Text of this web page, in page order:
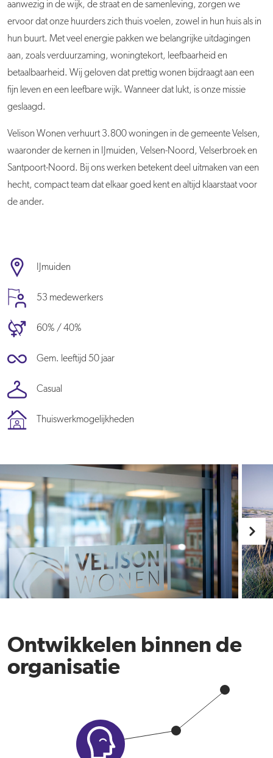
aanwezig in de wijk, de straat en de samenleving, zorgen we
ervoor dat onze huurders zich thuis voelen, zowel in hun huis als in
hun buurt. Met veel energie pakken we belangrijke uitdagingen
aan, zoals verduurzaming, woningtekort, leefbaarheid en
betaalbaarheid. Wij geloven dat prettig wonen bijdraagt aan een
fijn leven en een leefbare wijk. Wanneer dat lukt, is onze missie
geslaagd.
Velison Wonen verhuurt 3.800 woningen in de gemeente Velsen,
waaronder de kernen in IJmuiden, Velsen-Noord, Velserbroek en
Santpoort-Noord. Bij ons werken betekent deel uitmaken van een
hecht, compact team dat elkaar goed kent en altijd klaarstaat voor
de ander.
IJmuiden
53 medewerkers
60% / 40%
Gem. leeftijd 50 jaar
Casual
Thuiswerkmogelijkheden
Ontwikkelen binnen de
organisatie